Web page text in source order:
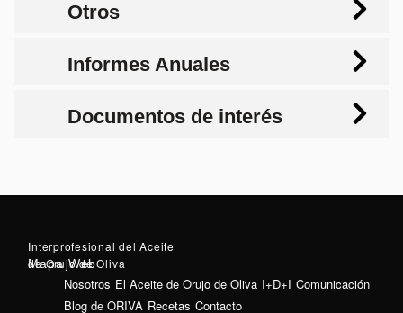
Otros
Informes Anuales
Documentos de interés
Interprofesional del Aceite
de Orujo de Oliva
Mapa Web
Nosotros El Aceite de Orujo de Oliva I+D+I Comunicación
Blog de ORIVA Recetas Contacto